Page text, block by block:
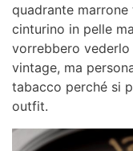
quadrante
cinturino in pelle
vorrebbero
vintage, ma
tabacco perché si
outfit.